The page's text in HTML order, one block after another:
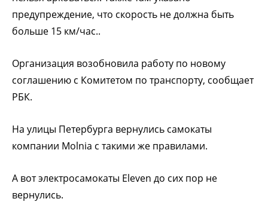
предупреждение, что скорость не должна быть
больше 15 км/час..
Организация возобновила работу по новому
соглашению с Комитетом по транспорту, сообщает
РБК.
На улицы Петербурга вернулись самокаты
компании Molnia с такими же правилами.
А вот электросамокаты Eleven до сих пор не
вернулись.